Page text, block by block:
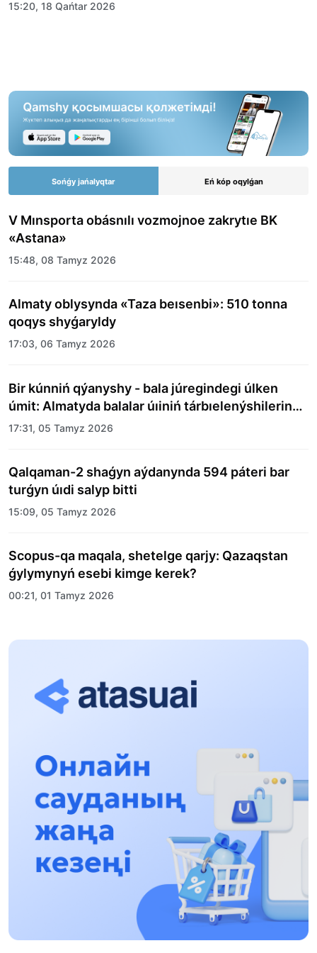
15:20, 18 Qańtar 2026
Sońǵy jańalyqtar Eń kóp oqylǵan
V Mınsporta obásnılı vozmojnoe zakrytıe BK
«Astana»
15:48, 08 Tamyz 2026
Almaty oblysynda «Taza beısenbi»: 510 tonna
qoqys shyǵaryldy
17:03, 06 Tamyz 2026
Bir kúnniń qýanyshy - bala júregindegi úlken
úmit: Almatyda balalar úıiniń tárbıelenýshilerine
merekelik kún uıymdastyryldy
17:31, 05 Tamyz 2026
Qalqaman-2 shaǵyn aýdanynda 594 páteri bar
turǵyn úıdi salyp bitti
15:09, 05 Tamyz 2026
Scopus-qa maqala, shetelge qarjy: Qazaqstan
ǵylymynyń esebi kimge kerek?
00:21, 01 Tamyz 2026
«Zań kerýeni» jobasy: Abaı oblysynda quqyqtyq
17:31, 31 Shilde 2026
13:13, 30 Shilde 2026
Asqat Asylbekov: Kúshti bılikke kúshti tulǵalar
kerek!
12:01, 28 Shilde 2026
Abzal Dostıar: Dýman Muhametkárimdi Almaty
túrmesine aýystyrýy múmkin
16:15, 27 Shilde 2026